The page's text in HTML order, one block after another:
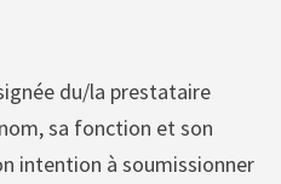
du/la prestataire
sa fonction et son
intention à soumissionner